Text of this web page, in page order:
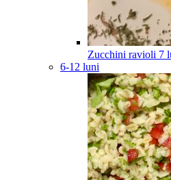
Zucchini ravioli 7
6-12 luni